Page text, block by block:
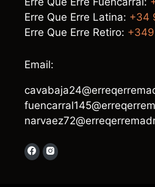
Erre Que Erre Latina: +34
Erre Que Erre Retiro:
Email: